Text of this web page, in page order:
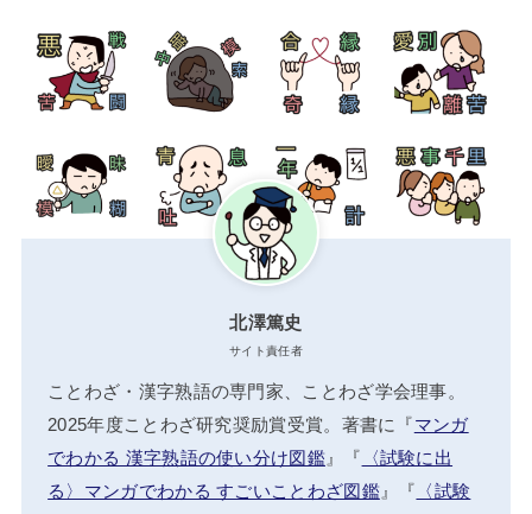
北澤篤史
サイト責任者
ことわざ・漢字熟語の専門家、ことわざ学会理事。
2025年度ことわざ研究奨励賞受賞。著書に『マンガ
でわかる 漢字熟語の使い分け図鑑』『 〈試験に出
る〉マンガでわかる すごいことわざ図鑑』『 〈試験